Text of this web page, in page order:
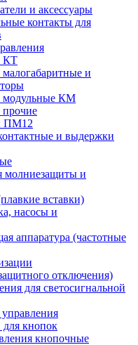
и аксессуары
контакты для
КТ
и
модульные КМ
ПМ12
и выдержки
молниезащиты и
вставки)
насосы и
аппаратура (частотные
отключения)
для светосигнальной
кнопок
кнопочные